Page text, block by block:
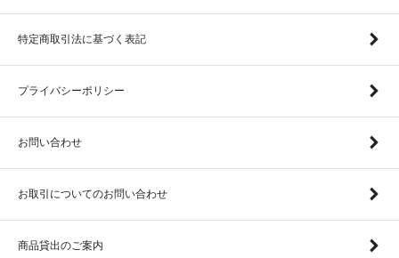
特定商取引法に基づく表記
プライバシーポリシー
お問い合わせ
お取引についてのお問い合わせ
商品貸出のご案内